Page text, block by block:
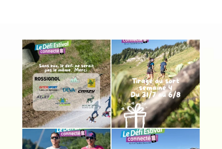
fouleeblanche
Août 7
fouleeblanche
Août 6
fouleeblanche
Août 6
fouleeblanche
Août 5